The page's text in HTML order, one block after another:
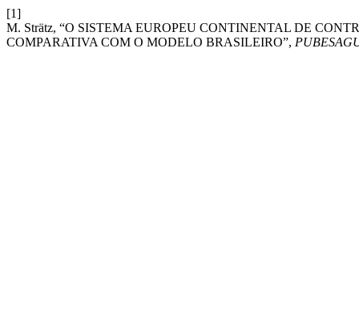
[1]
M. Strätz, “O SISTEMA EUROPEU CONTINENTAL DE
COMPARATIVA COM O MODELO BRASILEIRO”,